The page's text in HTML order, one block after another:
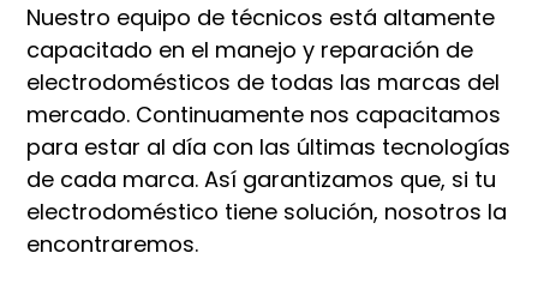
Nuestro equipo de técnicos está altamente
capacitado en el manejo y reparación de
electrodomésticos de todas las marcas del
mercado. Continuamente nos capacitamos
para estar al día con las últimas tecnologías
de cada marca. Así garantizamos que, si tu
electrodoméstico tiene solución, nosotros la
encontraremos.